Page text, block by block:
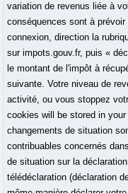
variation de revenus liée à
conséquences sont à
connexion, direction la
sur impots.gouv.fr, puis «
le montant de l'impôt à
suivante. Votre niveau de
activité, ou vous stoppez
cookies will be stored in
changements de situation
contribuables concernés
de situation sur la
télédéclaration (déclaration